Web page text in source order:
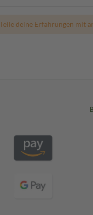
deine Erfahrungen mit